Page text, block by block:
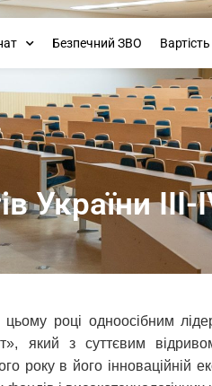
Безпечний ЗВО Вартість
України III-
цьому році одноосібним
який з суттєвим
року в його